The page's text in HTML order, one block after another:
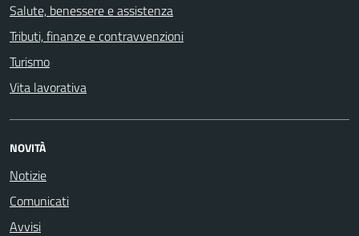
Salute, benessere e assistenza
Tributi, finanze e contravvenzioni
Turismo
Vita lavorativa
NOVITÀ
Notizie
Comunicati
Avvisi